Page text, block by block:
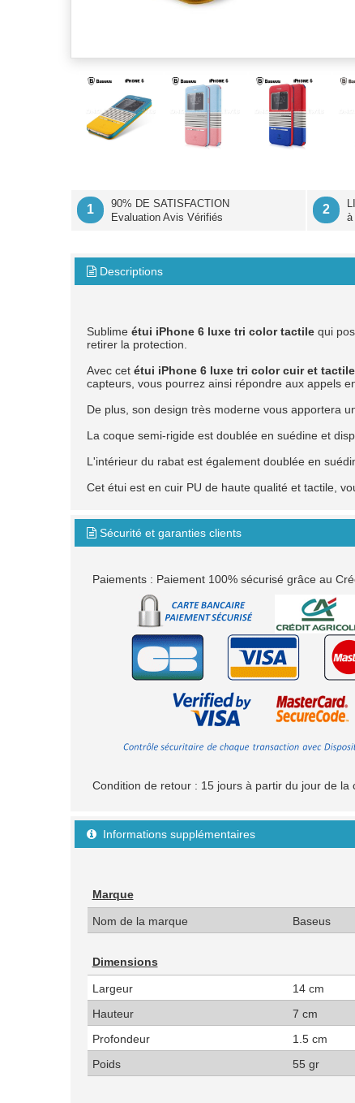
1
90% DE SATISFACTION
Evaluation Avis Vérifiés
2
à
 Descriptions
Sublimeétui iPhone 6 luxe tri color tactile qui
retirer la protection.
Avec cetétui iPhone 6 luxe tri color cuir et tactile
capteurs, vous pourrez ainsi répondre aux appels
De plus, son design très moderne vous apportera
La coque semi-rigide est doublée en suédine et
L'intérieur du rabat est également doublée en
Cet étui est en cuir PU de haute qualité et tactile,
 Sécurité et garanties clients
Paiements : Paiement 100% sécurisé grâce au
Condition de retour : 15 jours à partir du jour de la
 Informations supplémentaires
Marque
Nom de la marque Baseus
Dimensions
Largeur
14 cm
Hauteur
7 cm
Profondeur
1.5 cm
Poids
55 gr